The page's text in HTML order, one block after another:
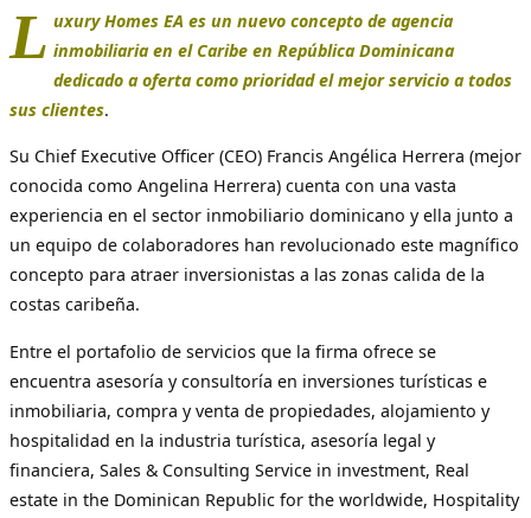
L uxury Homes EA es un nuevo concepto de agencia
inmobiliaria en el Caribe en República Dominicana
dedicado a oferta como prioridad el mejor servicio a todos
sus clientes.
Su Chief Executive Officer (CEO) Francis Angélica Herrera (mejor
conocida como Angelina Herrera) cuenta con una vasta
experiencia en el sector inmobiliario dominicano y ella junto a
un equipo de colaboradores han revolucionado este magnífico
concepto para atraer inversionistas a las zonas calida de la
costas caribeña.
Entre el portafolio de servicios que la firma ofrece se
encuentra asesoría y consultoría en inversiones turísticas e
inmobiliaria, compra y venta de propiedades, alojamiento y
hospitalidad en la industria turística, asesoría legal y
financiera, Sales & Consulting Service in investment, Real
estate in the Dominican Republic for the worldwide, Hospitality